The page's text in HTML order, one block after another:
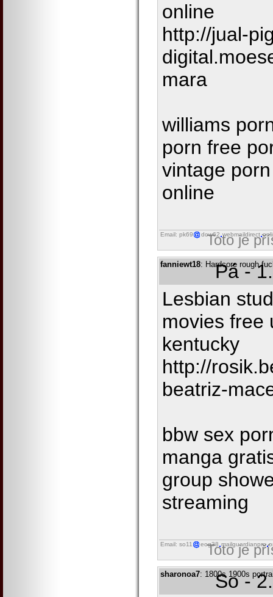
online
http://jual-
mara
williams
porn free
vintage
online
Email: pk69 dow62 webmaildirect
Toto je
fanniewt18: Hardcore rough
Pá -
Lesbian
movies free
kentucky
http://
beatriz-
bbw sex
manga
group
streaming
Email: so11 eog38 mailguardianpro
Toto je
sharonoa7: 1800s 1900s
So -